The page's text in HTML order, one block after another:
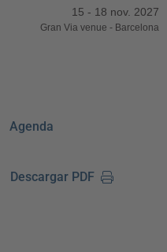
15 - 18 nov. 2027
Gran Via venue - Barcelona
Agenda
Descargar PDF